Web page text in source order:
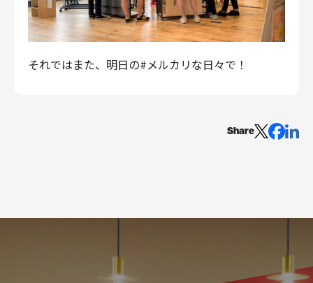
それではまた、明日の#メルカリな日々で！
Share